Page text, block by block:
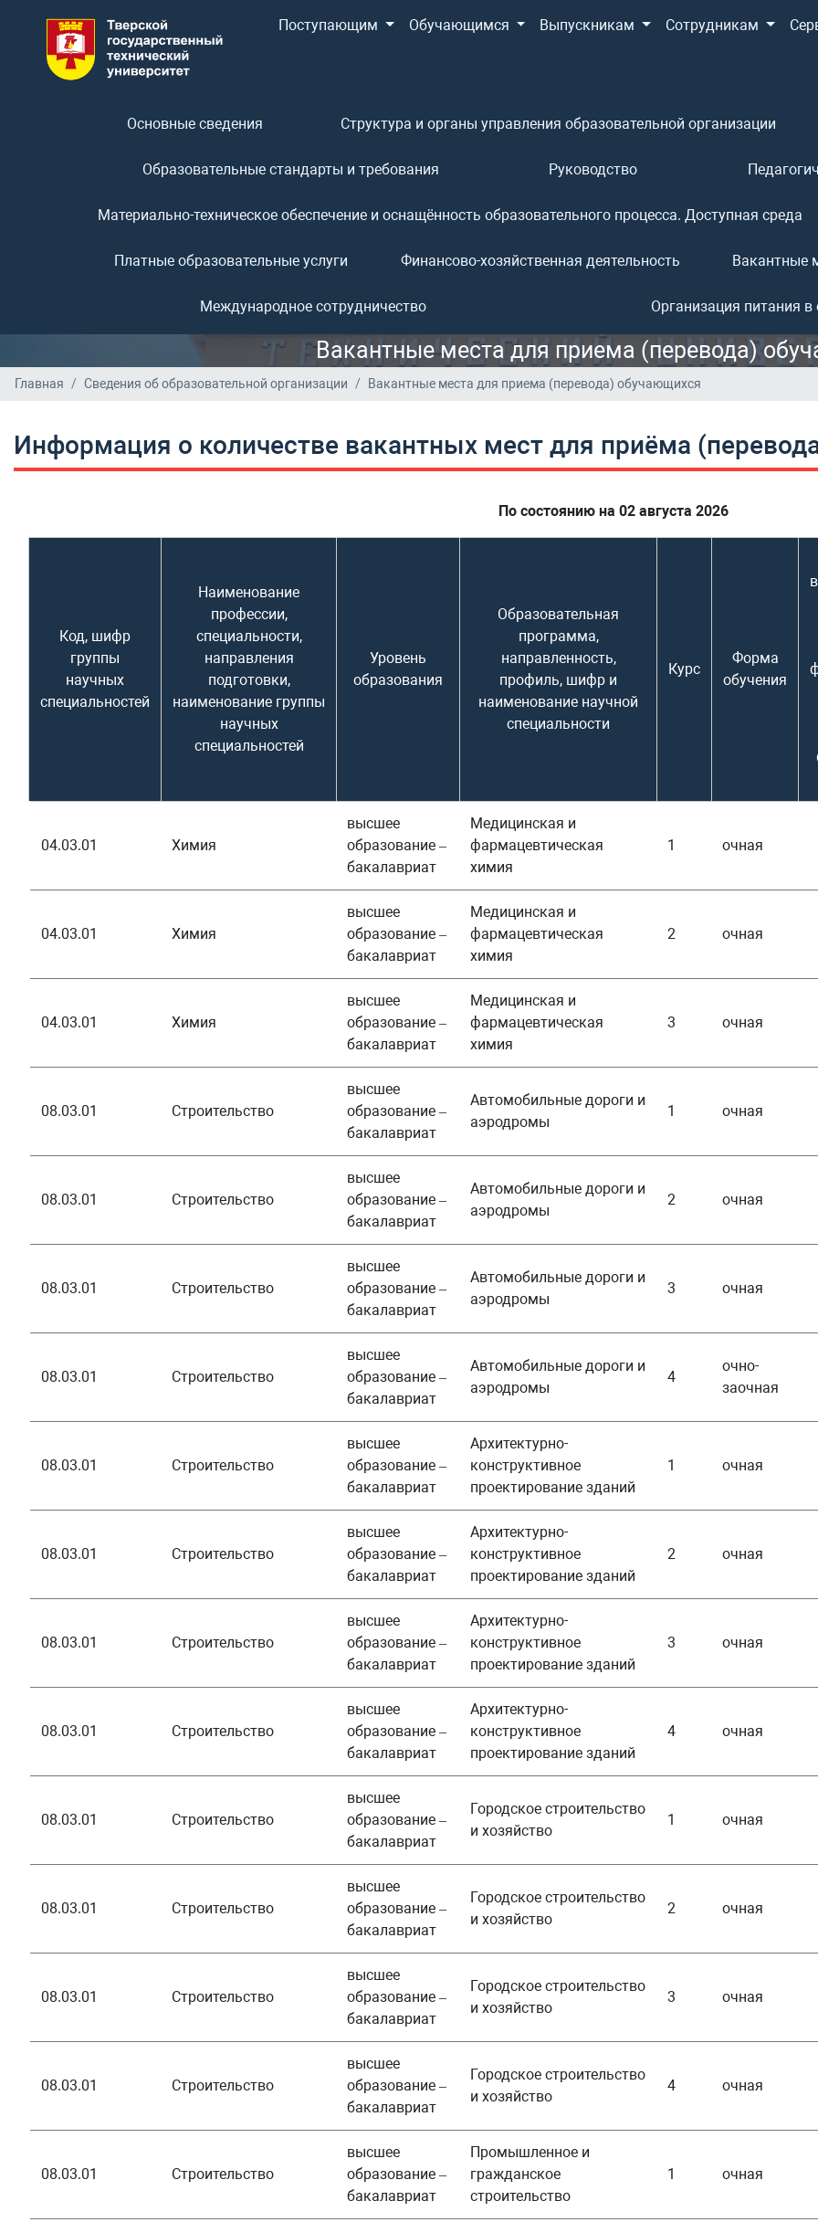
Поступающим Обучающимся Выпускникам Сотрудникам
Основные сведения Структура и органы управления образовательной организации
Образовательные стандарты и требования Руководство
Материально-техническое обеспечение и оснащённость образовательного процесса. Доступная среда
Платные образовательные услуги Финансово-хозяйственная деятельность Вакантные
Международное сотрудничество Организация питания в
Вакантные места для приема (перевода)
Главная Сведения об образовательной организации Вакантные места для приема (перевода) обучающихся
Информация о количестве вакантных мест для приёма
По состоянию на 02 августа 2026
Код, шифр
группы
научных
специальностей
Наименование
профессии,
специальности,
направления
подготовки,
наименование группы
научных
специальностей
Уровень
образования
Образовательная
программа,
направленность,
профиль, шифр и
наименование научной
специальности
Курс
Форма
обучения
04.03.01 Химия
высшее
образование –
бакалавриат
Медицинская и
фармацевтическая
химия
1 очная
04.03.01 Химия
высшее
образование –
бакалавриат
Медицинская и
фармацевтическая
химия
2 очная
04.03.01 Химия
высшее
образование –
бакалавриат
Медицинская и
фармацевтическая
химия
3 очная
08.03.01 Строительство
высшее
образование –
бакалавриат
Автомобильные дороги и
аэродромы
1 очная
08.03.01 Строительство
высшее
образование –
бакалавриат
Автомобильные дороги и
аэродромы
2 очная
08.03.01 Строительство
высшее
образование –
бакалавриат
Автомобильные дороги и
аэродромы
3 очная
08.03.01 Строительство
высшее
образование –
бакалавриат
Автомобильные дороги и
аэродромы
4
очно-
заочная
08.03.01 Строительство
высшее
образование –
бакалавриат
Архитектурно-
конструктивное
проектирование зданий
1 очная
08.03.01 Строительство
высшее
образование –
бакалавриат
Архитектурно-
конструктивное
проектирование зданий
2 очная
08.03.01 Строительство
высшее
образование –
бакалавриат
Архитектурно-
конструктивное
проектирование зданий
3 очная
08.03.01 Строительство
высшее
образование –
бакалавриат
Архитектурно-
конструктивное
проектирование зданий
4 очная
08.03.01 Строительство
высшее
образование –
бакалавриат
Городское строительство
и хозяйство
1 очная
08.03.01 Строительство
высшее
образование –
бакалавриат
Городское строительство
и хозяйство
2 очная
08.03.01 Строительство
высшее
образование –
бакалавриат
Городское строительство
и хозяйство
3 очная
08.03.01 Строительство
высшее
образование –
бакалавриат
Городское строительство
и хозяйство
4 очная
08.03.01 Строительство
высшее
образование –
бакалавриат
Промышленное и
гражданское
строительство
1 очная